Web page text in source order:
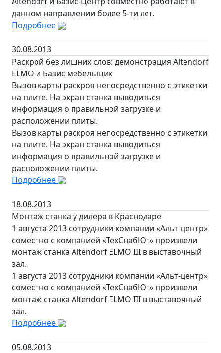
данном направлении более 5-ти лет.
Подробнее
30.08.2013
Раскрой без лишних слов: демонстрация Altendorf
ELMO и Базис мебельщик
Вызов карты раскроя непосредственно с этикетки
на плите. На экран станка выводиться
информация о правильной загрузке и
расположении плиты.
Вызов карты раскроя непосредственно с этикетки
на плите. На экран станка выводиться
информация о правильной загрузке и
расположении плиты.
Подробнее
18.08.2013
Монтаж станка у дилера в Краснодаре
1 августа 2013 сотрудники компании «Альт-центр»
соместно с компанией «ТехСнабЮг» произвели
монтаж станка Altendorf ELMO III в выставочный
зал.
1 августа 2013 сотрудники компании «Альт-центр»
соместно с компанией «ТехСнабЮг» произвели
монтаж станка Altendorf ELMO III в выставочный
зал.
Подробнее
05.08.2013